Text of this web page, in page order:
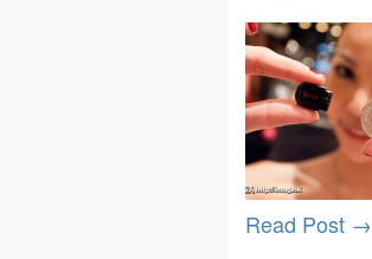
Read Post →